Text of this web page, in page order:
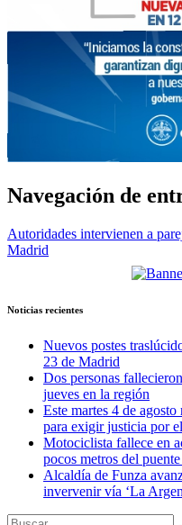
Navegación de
Autoridades intervienen a
Madrid
Noticias recientes
Nuevos postes
23 de Madrid
Dos personas
jueves en la región
Este martes 4 de
para exigir justicia por
Motociclista fallece en
pocos metros del
Alcaldía de Funza
invervenir vía ‘La